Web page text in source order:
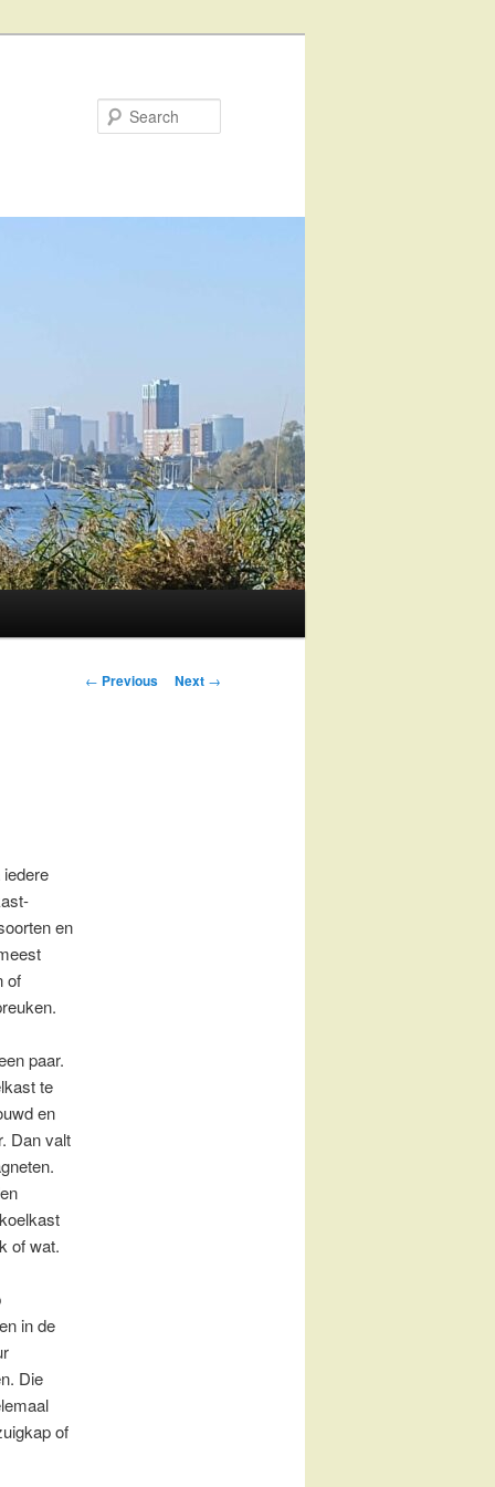
Post
← Previous Next →
en
of
paar.
te
en
Dan valt
of wat.
in de
Die
of